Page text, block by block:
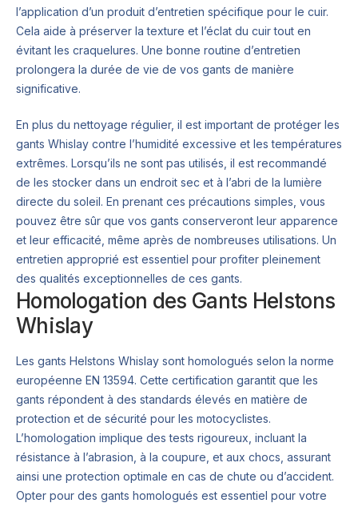
l’application d’un produit d’entretien spécifique pour le cuir.
Cela aide à préserver la texture et l’éclat du cuir tout en
évitant les craquelures. Une bonne routine d’entretien
prolongera la durée de vie de vos gants de manière
significative.
En plus du nettoyage régulier, il est important de protéger les
gants Whislay contre l’humidité excessive et les températures
extrêmes. Lorsqu’ils ne sont pas utilisés, il est recommandé
de les stocker dans un endroit sec et à l’abri de la lumière
directe du soleil. En prenant ces précautions simples, vous
pouvez être sûr que vos gants conserveront leur apparence
et leur efficacité, même après de nombreuses utilisations. Un
entretien approprié est essentiel pour profiter pleinement
des qualités exceptionnelles de ces gants.
Homologation des Gants Helstons
Whislay
Les gants Helstons Whislay sont homologués selon la norme
européenne EN 13594. Cette certification garantit que les
gants répondent à des standards élevés en matière de
protection et de sécurité pour les motocyclistes.
L’homologation implique des tests rigoureux, incluant la
résistance à l’abrasion, à la coupure, et aux chocs, assurant
ainsi une protection optimale en cas de chute ou d’accident.
Opter pour des gants homologués est essentiel pour votre